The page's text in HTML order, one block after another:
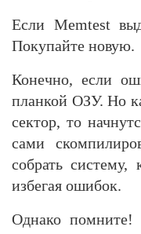
Если Memtest
Покупайте новую.
Конечно, если
планкой ОЗУ. Но
сектор, то
сами
собрать систему,
избегая ошибок.
Однако